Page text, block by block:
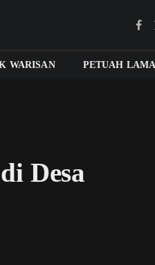
WARISAN PETUAH LAMA
Desa